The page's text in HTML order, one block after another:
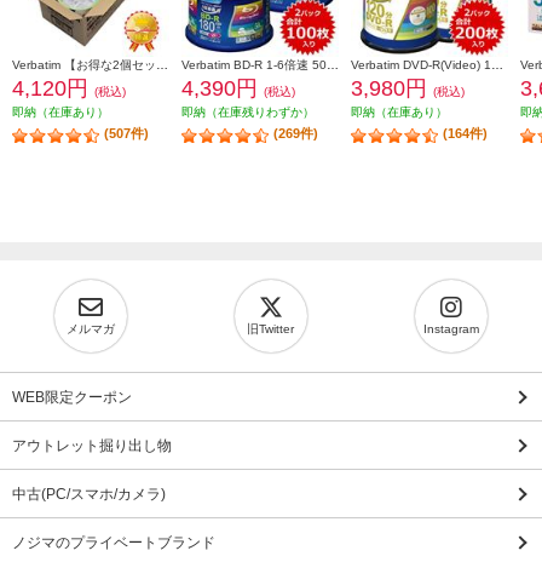
4,120円
(税込)
即納（在庫あり）
(507件)
4,390円
(税込)
即納（在庫残りわずか）
(269件)
3,980円
(税込)
即納（在庫あり）
(164件)
即
メルマガ 旧Twitter Instagram
WEB限定クーポン
アウトレット掘り出し物
中古(PC/スマホ/カメラ)
ノジマのプライベートブランド